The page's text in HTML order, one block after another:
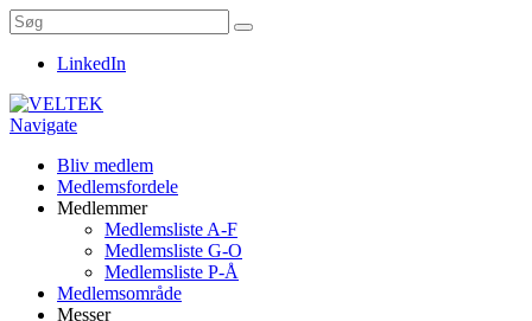
LinkedIn
Navigate
Bliv medlem
Medlemsfordele
Medlemmer
Medlemsliste A-F
Medlemsliste G-O
Medlemsliste P-Å
Medlemsområde
Messer